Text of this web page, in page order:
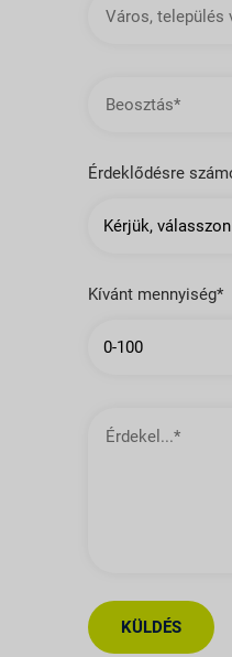
település
vagy
Érdeklődésre
Kívánt mennyiség*
KÜLDÉS